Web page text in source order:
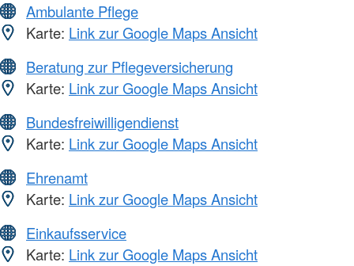
Ambulante Pflege
Karte: Link zur Google Maps Ansicht
Beratung zur Pflegeversicherung
Karte: Link zur Google Maps Ansicht
Bundesfreiwilligendienst
Karte: Link zur Google Maps Ansicht
Ehrenamt
Karte: Link zur Google Maps Ansicht
Einkaufsservice
Karte: Link zur Google Maps Ansicht